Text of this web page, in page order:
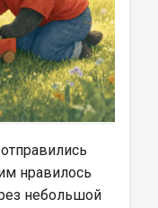
нравилось
небольшой